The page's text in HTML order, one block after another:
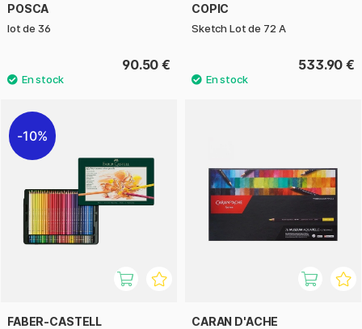
POSCA
lot de 36
90.50 €
COPIC
Sketch Lot de 72 A
533.90 €
10%
FABER-CASTELL CARAN D'ACHE